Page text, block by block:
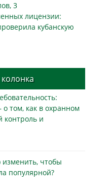
3
лицензии:
кубанскую
том, как в охранном
контроль и
чтобы
популярной?